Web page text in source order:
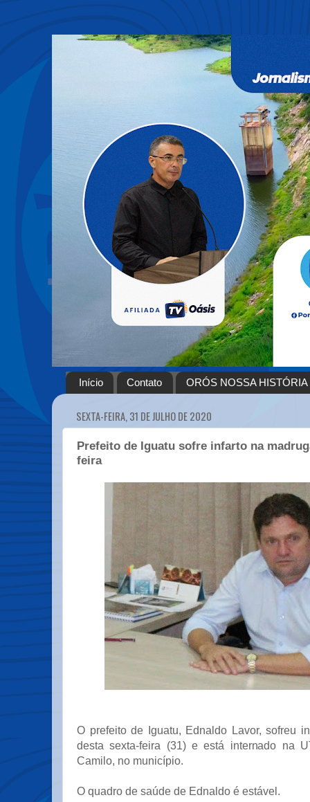
Início Contato ORÓS NOSSA HISTÓRIA
SEXTA-FEIRA, 31 DE JULHO DE 2020
Prefeito de Iguatu sofre infarto na
feira
O prefeito de Iguatu, Ednaldo Lavor, sofreu
desta sexta-feira (31) e está internado na
Camilo, no município.
O quadro de saúde de Ednaldo é estável.